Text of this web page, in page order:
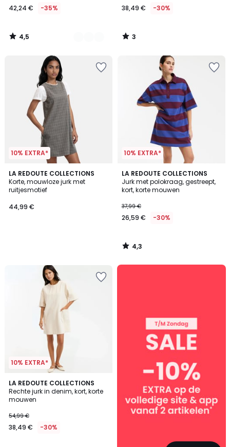
In
van
64,99
toegepast.
42,24 € -35%
4,5
/
38,49 € -30%
3
/
10% EXTRA*
LA REDOUTE COLLECTIONS
Korte, mouwloze jurk met
ruitjesmotief
44,99 €
10% EXTRA*
LA REDOUTE COLLECTIONS
Jurk met polokraag, gestreept,
kort, korte mouwen
37,99 €
26,59 € -30%
4,3
/ 5
4,3
/
10% EXTRA*
LA REDOUTE COLLECTIONS
Rechte jurk in denim, kort, korte
mouwen
54,99 €
38,49 € -30%
3,5
/ 5
2
Kleuren
SALE
artikelen*